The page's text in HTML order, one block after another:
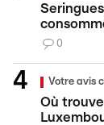
0
Votre avis
Où